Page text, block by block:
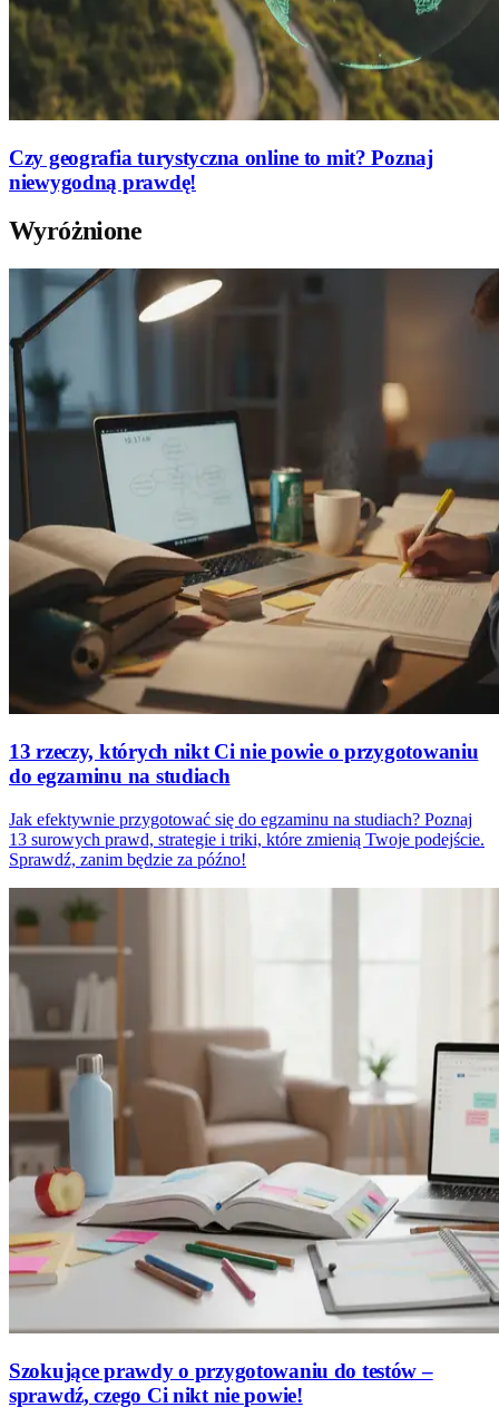
Czy geografia turystyczna online to mit? Poznaj
niewygodną prawdę!
Wyróżnione
13 rzeczy, których nikt Ci nie powie o przygotowaniu
do egzaminu na studiach
Jak efektywnie przygotować się do egzaminu na studiach? Poznaj
13 surowych prawd, strategie i triki, które zmienią Twoje podejście.
Sprawdź, zanim będzie za późno!
Szokujące prawdy o przygotowaniu do testów –
sprawdź, czego Ci nikt nie powie!